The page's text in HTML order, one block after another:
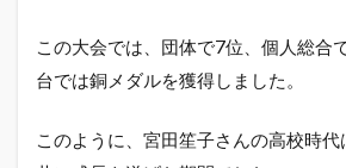
この大会では、団体で7位、個人総合
台では銅メダルを獲得しました。
このように、宮田笙子さんの高校時代